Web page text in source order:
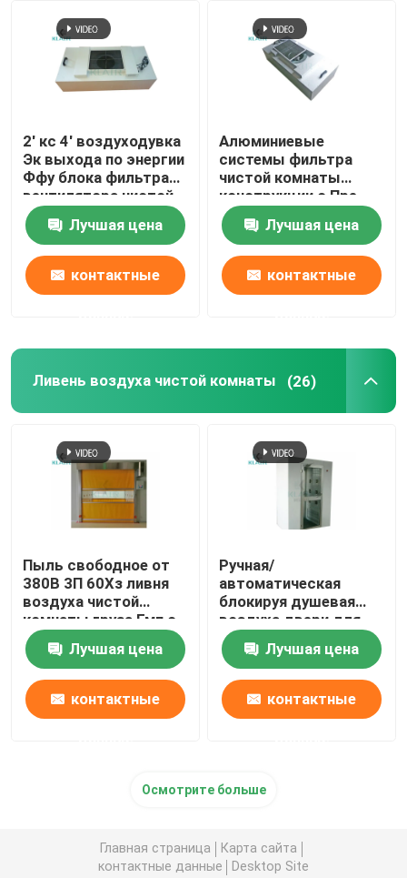
2' кс 4' воздуходувка
Эк выхода по энергии
Ффу блока фильтра
вентилятора чистой
комнаты с Пре
фильтромЛучшая цена
контактные
Алюминиевые
системы фильтра
чистой комнаты
конструкции с Пре
воздуходувкой Ак
фильтраЛучшая цена
контактные
Ливень воздуха чистой комнаты (26)
Пыль свободное от
380В 3П 60Хз ливня
воздуха чистой
комнаты груза Гмп с
быстрой дверью
завальцовки
Лучшая цена
контактные
Ручная/
автоматическая
блокируя душевая
воздуха двери для
частичного
диспетчерского
пункта
Лучшая цена
контактные
Осмотрите больше
Главная страница
Карта сайта
контактные данные
Desktop Site